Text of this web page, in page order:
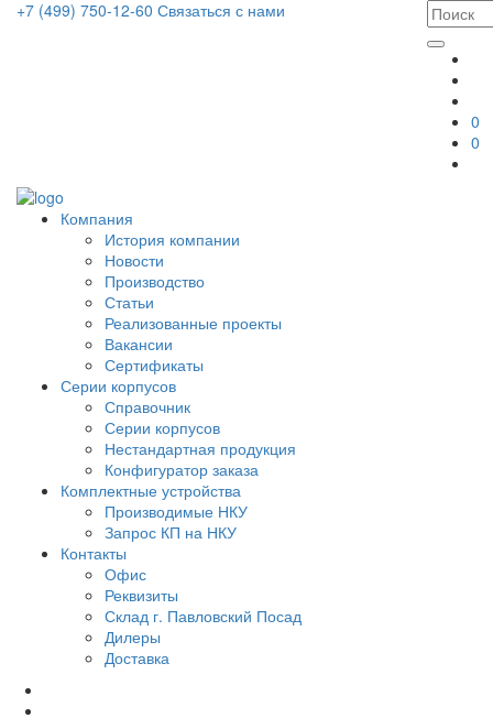
+7 (499) 750-12-60 Связаться с нами
0
0
Компания
История компании
Новости
Производство
Статьи
Реализованные проекты
Вакансии
Сертификаты
Серии корпусов
Справочник
Серии корпусов
Нестандартная продукция
Конфигуратор заказа
Комплектные устройства
Производимые НКУ
Запрос КП на НКУ
Контакты
Офис
Реквизиты
Склад г. Павловский Посад
Дилеры
Доставка